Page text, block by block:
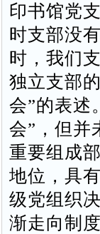
印书馆党
时支部没
时，我们
独立支部
会”的表述
会”，但并
重要组成
地位，具
级党组织
渐走向制度